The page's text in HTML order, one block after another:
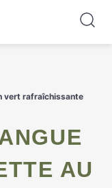
vert rafraîchissante
AU